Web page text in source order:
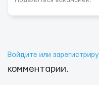
Войдите или
комментарии.